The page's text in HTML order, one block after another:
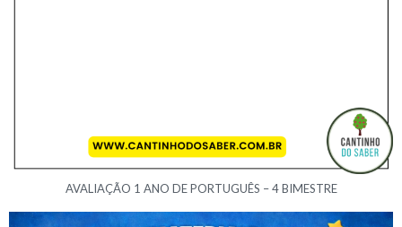
AVALIAÇÃO 1 ANO DE PORTUGUÊS – 4 BIMESTRE